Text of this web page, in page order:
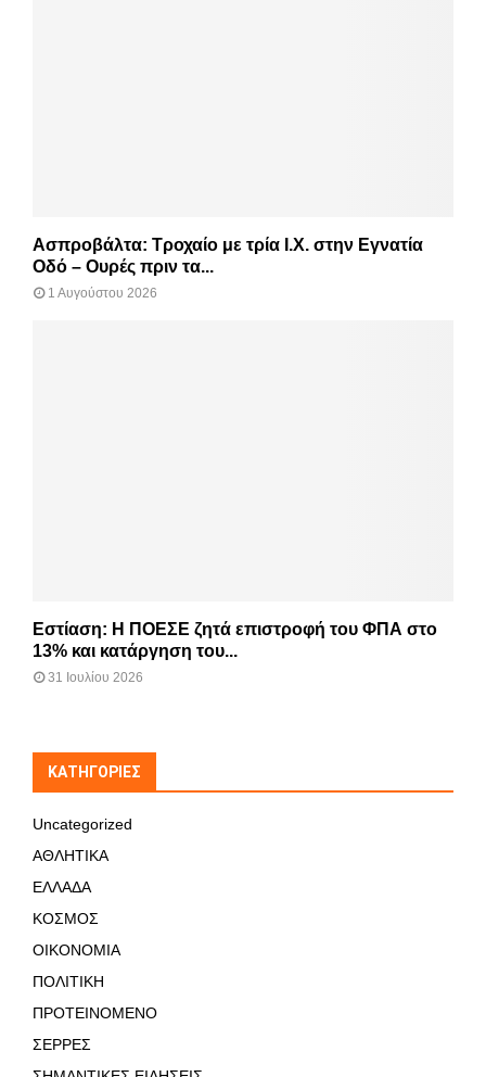
Ασπροβάλτα: Τροχαίο με τρία Ι.Χ. στην Εγνατία
Οδό – Ουρές πριν τα...
1 Αυγούστου 2026
Εστίαση: Η ΠΟΕΣΕ ζητά επιστροφή του ΦΠΑ στο
13% και κατάργηση του...
31 Ιουλίου 2026
KΑΤΗΓΟΡΊΕΣ
Uncategorized
ΑΘΛΗΤΙΚΑ
ΕΛΛΑΔΑ
ΚΟΣΜΟΣ
ΟΙΚΟΝΟΜΙΑ
ΠΟΛΙΤΙΚΗ
ΠΡΟΤΕΙΝΟΜΕΝΟ
ΣΕΡΡΕΣ